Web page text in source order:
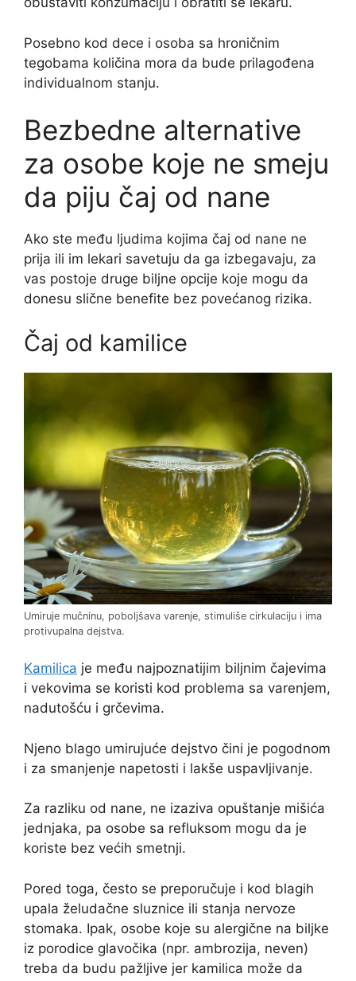
Posebno kod dece i osoba sa hroničnim
tegobama količina mora da bude prilagođena
individualnom stanju.
Bezbedne alternative
za osobe koje ne smeju
da piju čaj od nane
Ako ste među ljudima kojima čaj od nane ne
prija ili im lekari savetuju da ga izbegavaju, za
vas postoje druge biljne opcije koje mogu da
donesu slične benefite bez povećanog rizika.
Čaj od kamilice
Umiruje mučninu, poboljšava varenje, stimuliše cirkulaciju i ima
protivupalna dejstva.
Kamilica je među najpoznatijim biljnim čajevima
i vekovima se koristi kod problema sa varenjem,
nadutošću i grčevima.
Njeno blago umirujuće dejstvo čini je pogodnom
i za smanjenje napetosti i lakše uspavljivanje.
Za razliku od nane, ne izaziva opuštanje mišića
jednjaka, pa osobe sa refluksom mogu da je
koriste bez većih smetnji.
Pored toga, često se preporučuje i kod blagih
upala želudačne sluznice ili stanja nervoze
stomaka. Ipak, osobe koje su alergične na biljke
iz porodice glavočika (npr. ambrozija, neven)
treba da budu pažljive jer kamilica može da